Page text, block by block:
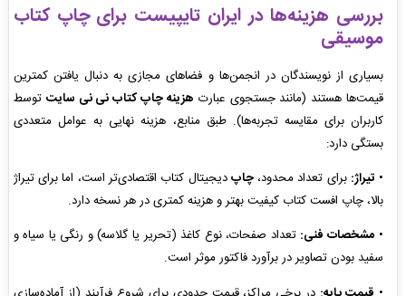
بررسی هزینه‌ها در ایران تایپیست برای چاپ کتاب
موسیقی
بسیاری از نویسندگان در انجمن‌ها و فضاهای مجازی به دنبال یافتن کمترین
قیمت‌ها هستند (مانند جستجوی عبارت هزینه چاپ کتاب نی نی سایت توسط
کاربران برای مقایسه تجربه‌ها). طبق منابع، هزینه نهایی به عوامل متعددی
بستگی دارد:
• تیراژ: برای تعداد محدود،چاپدیجیتال کتاب اقتصادی‌تر است، اما برای تیراژ
بالا، چاپ افست کتاب کیفیت بهتر و هزینه کمتری در هر نسخه دارد.
• مشخصات فنی: تعداد صفحات، نوع کاغذ (تحریر یا گلاسه) و رنگی یا سیاه و
سفید بودن تصاویر در برآورد فاکتور موثر است.